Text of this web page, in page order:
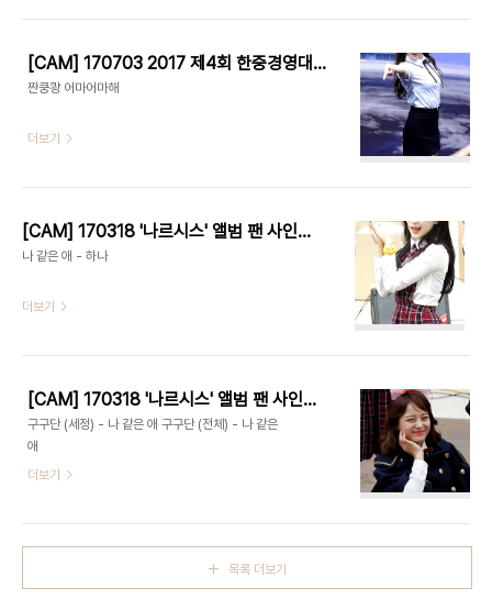
[CAM] 170703 2017 제4회 한중경영대상 - 모모랜드 데이지 by Harry
짠쿵쾅 어마어마해
더보기
[CAM] 170318 '나르시스' 앨범 팬 사인회 (코엑스몰) - 구구단 하나 by Harry
나 같은 애 - 하나
더보기
[CAM] 170318 '나르시스' 앨범 팬 사인회 (코엑스몰) - 구구단 세정 by PIERCE
구구단 (세정) - 나 같은 애 구구단 (전체) - 나 같은
애
더보기
목록 더보기